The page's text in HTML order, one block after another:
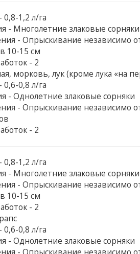
1,2 л/га
- Многолетние злаковые сорняки
- Опрыскивание независимо
10-15 см
- 2
морковь, лук (кроме лука «на
0,8 л/га
- Однолетние злаковые сорняки
- Опрыскивание независимо
- 2
1,2 л/га
- Многолетние злаковые сорняки
- Опрыскивание независимо
10-15 см
- 2
0,8 л/га
- Однолетние злаковые сорняки